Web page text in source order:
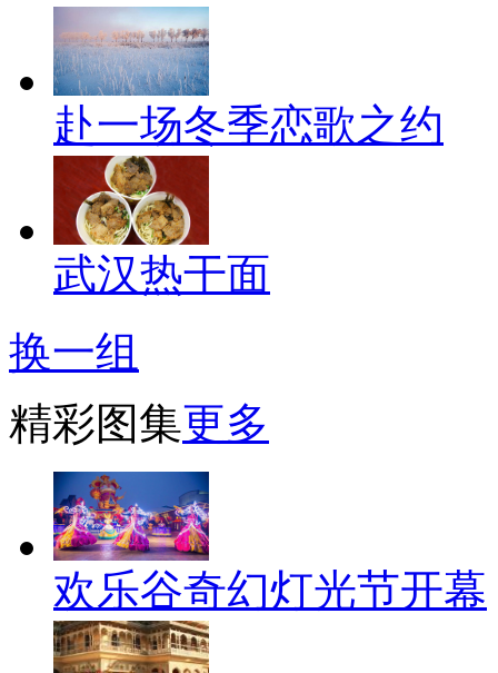
赴一场冬季恋歌之约
武汉热干面
换一组
精彩图集更多
欢乐谷奇幻灯光节开幕